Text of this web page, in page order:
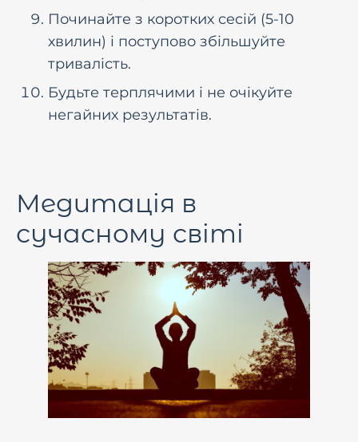
Починайте з коротких сесій (5-10
хвилин) і поступово збільшуйте
тривалість.
Будьте терплячими і не очікуйте
негайних результатів.
Медитація в
сучасному світі